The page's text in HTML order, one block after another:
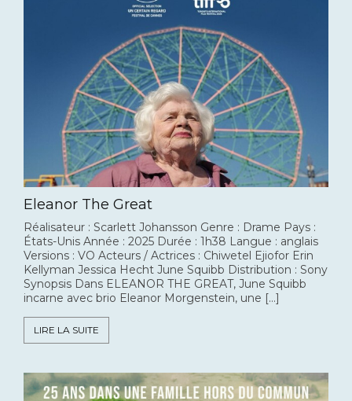
Eleanor The Great
Réalisateur : Scarlett Johansson Genre : Drame Pays :
États-Unis Année : 2025 Durée : 1h38 Langue : anglais
Versions : VO Acteurs / Actrices : Chiwetel Ejiofor Erin
Kellyman Jessica Hecht June Squibb Distribution : Sony
Synopsis Dans ELEANOR THE GREAT, June Squibb
incarne avec brio Eleanor Morgenstein, une […]
LIRE LA SUITE